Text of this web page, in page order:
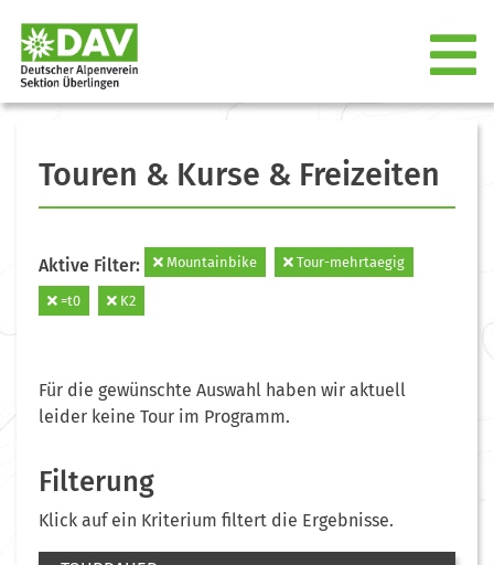
Touren & Kurse & Freizeiten
Aktive Filter: Mountainbike Tour-mehrtaegig
=t0 K2
Für die gewünschte Auswahl haben wir aktuell
leider keine Tour im Programm.
Filterung
Klick auf ein Kriterium filtert die Ergebnisse.